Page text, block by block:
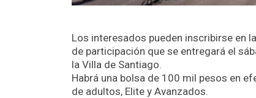
Los interesados pueden inscribirse en
de participación que se entregará el
la Villa de Santiago.
Habrá una bolsa de 100 mil pesos en
de adultos, Elite y Avanzados.